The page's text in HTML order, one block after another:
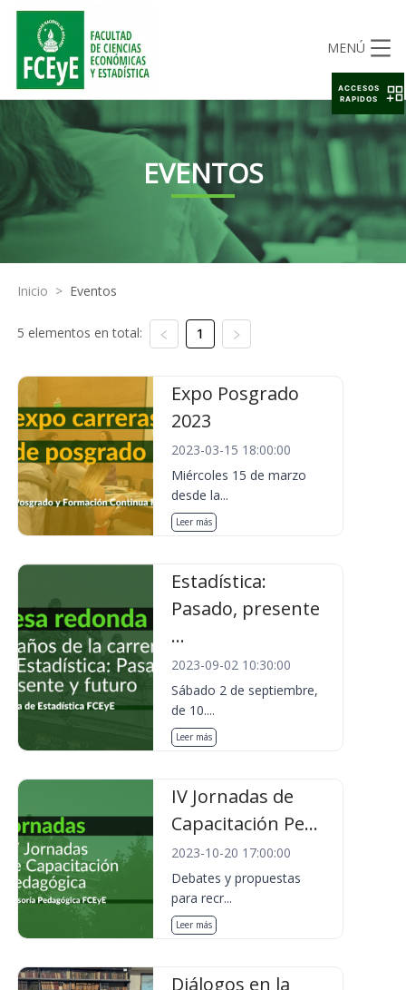
MENÚ
EVENTOS
Inicio > Eventos
5 elementos en total: 1
Expo Posgrado
2023
2023-03-15 18:00:00
Miércoles 15 de marzo
desde la...
Leer más
Estadística:
Pasado, presente
...
2023-09-02 10:30:00
Sábado 2 de septiembre,
de 10....
Leer más
IV Jornadas de
Capacitación Pe...
2023-10-20 17:00:00
Debates y propuestas
para recr...
Leer más
Diálogos en la
ACCESOS
RAPIDOS